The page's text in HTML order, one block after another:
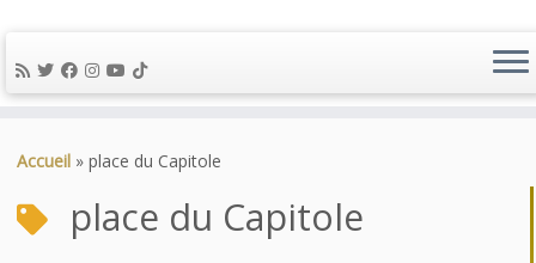
auAccueil » place du Capitole
place du Capitole